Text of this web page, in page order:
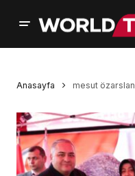
Anasayfa mesut özarslan